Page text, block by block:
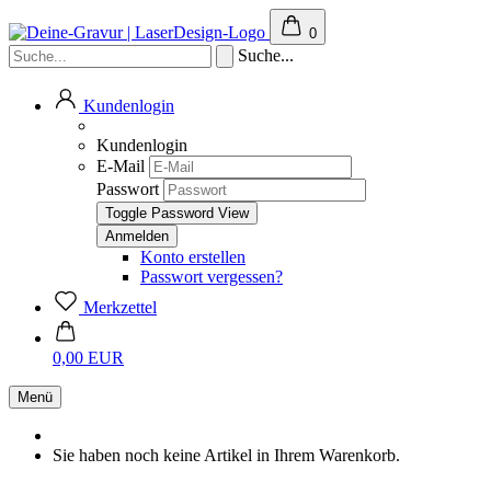
0
Suche...
Kundenlogin
Kundenlogin
E-Mail
Passwort
Toggle Password View
Konto erstellen
Passwort vergessen?
Merkzettel
0,00 EUR
Menü
Sie haben noch keine Artikel in Ihrem Warenkorb.